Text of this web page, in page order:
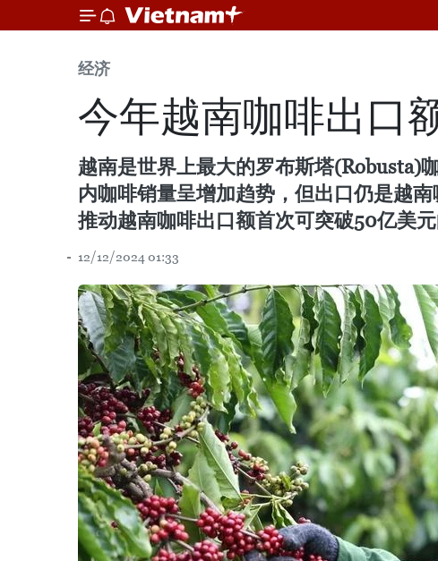
经济
今年越南咖啡出口
越南是世界上最大的罗布斯塔(Robusta)
内咖啡销量呈增加趋势，但出口仍是越
推动越南咖啡出口额首次可突破50亿美元
12/12/2024 01:33